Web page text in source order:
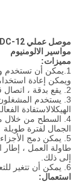
موصل عملي AL-32 ADC-12 سبيكة
مواسير الالومنيوم
مميزات:
1.يمكن أن تستخدم
ويمكن إعادة
2. يقع بدقة ، اتصال قوي ، عملية مريحة ، قابلية تبادل قوية.
3. يستخدم
الهيكلالاستفادة
4. السطح من خلال
الجمال لفترة طويلة
5. يمكن دمج
طاولة العمل ، إطار
إلى ذلك.
6. يمكن أن تتغير للتعامل مع الطوارئ.
استعمال: